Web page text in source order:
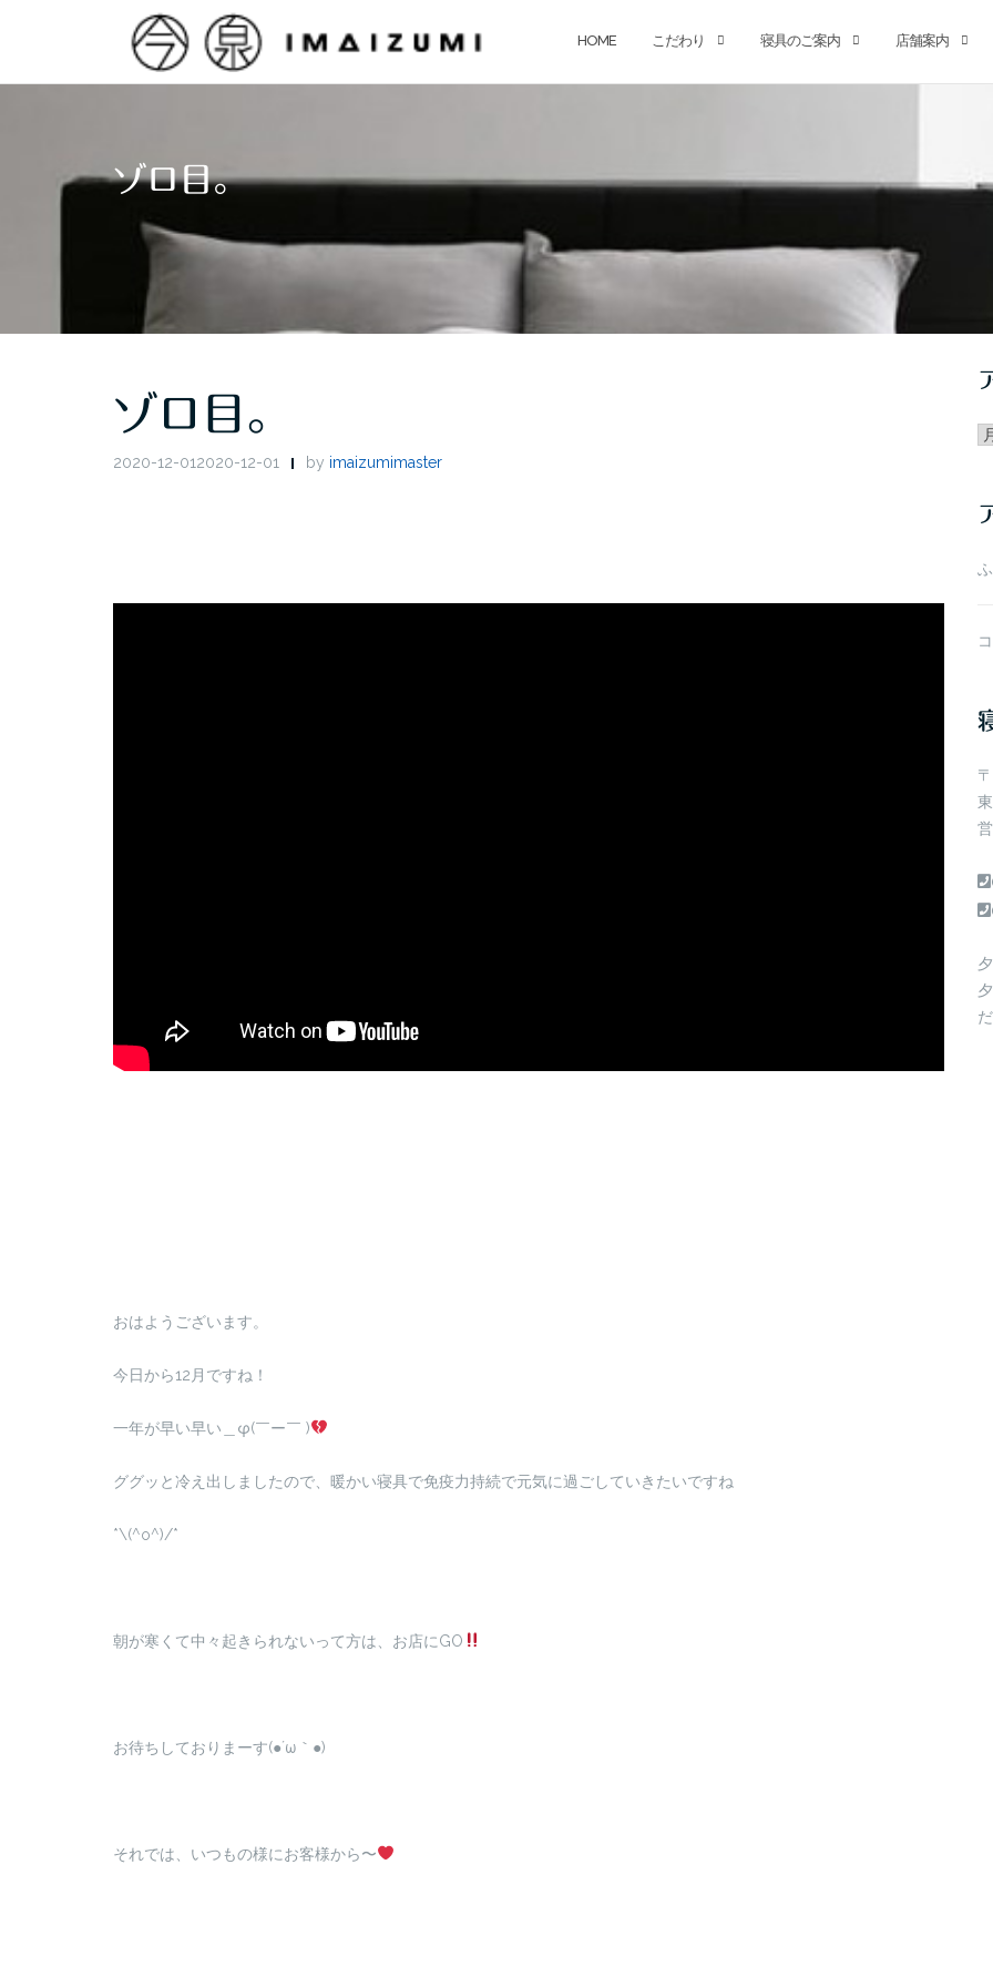
HOME こだわり 寝具のご案内 店舗案内
ゾロ目。
ゾロ目。
2020-12-012020-12-01 by imaizumimaster
おはようございます。
今日から12月ですね！
一年が早い早い＿φ(￣ー￣ )
ググッと冷え出しましたので、暖かい寝具で免疫力持続で元気に過ごしていきたいですね
*\(^o^)/*
朝が寒くて中々起きられないって方は、お店にGO
お待ちしておりまーす(●´ω｀●)
それでは、いつもの様にお客様から〜
ブ